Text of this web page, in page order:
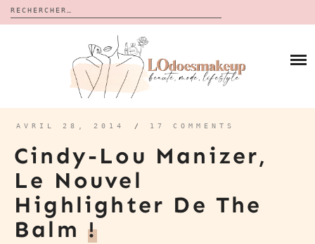
Rechercher :
CALENDRIERS DE L’AVENT
BON PLAN
À PROPOS
CONTACT
AVRIL 28, 2014 / 17 COMMENTS
Cindy-Lou Manizer,
Le Nouvel
Highlighter De The
Balm !